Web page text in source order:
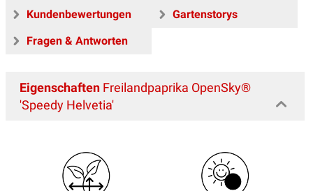
Kundenbewertungen
Gartenstorys
Fragen & Antworten
Eigenschaften Freilandpaprika OpenSky®
'Speedy Helvetia'